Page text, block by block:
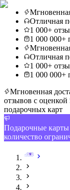
Отличная
1 000+
1 000 000+
Отличная
1 000+
1 000 000+
Мгновенная
отзывов с оценкой
подарочных карт
Подарочные
количество